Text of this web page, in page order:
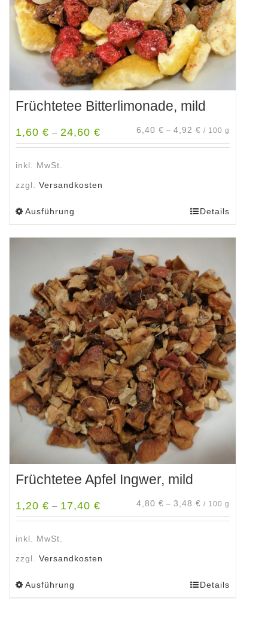
Produktseite
gewählt
werden
Früchtetee Bitterlimonade, mild
1,60 € – 24,60 € 6,40 € – 4,92 € / 100 g
inkl. MwSt.
zzgl. Versandkosten
Ausführung
mehrere
Varianten
auf.
Die
Optionen
können
auf
der
Produktseite
gewählt
werden
Details
Früchtetee Apfel Ingwer, mild
1,20 € – 17,40 € 4,80 € – 3,48 € / 100 g
inkl. MwSt.
zzgl. Versandkosten
Ausführung Details